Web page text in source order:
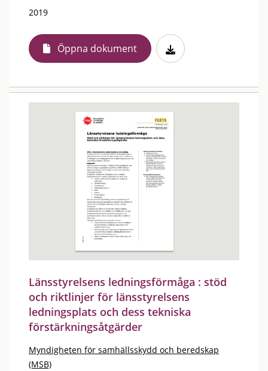
2019
Öppna dokument
Länsstyrelsens ledningsförmåga : stöd
och riktlinjer för länsstyrelsens
ledningsplats och dess tekniska
förstärkningsåtgärder
Myndigheten för samhällsskydd och beredskap
(MSB)